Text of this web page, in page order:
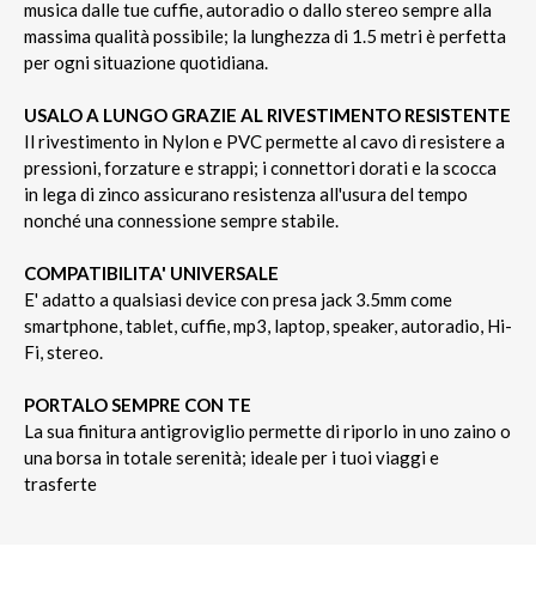
musica dalle tue cuffie, autoradio o dallo stereo sempre alla
massima qualità possibile; la lunghezza di 1.5 metri è perfetta
per ogni situazione quotidiana.
USALO A LUNGO GRAZIE AL RIVESTIMENTO RESISTENTE
Il rivestimento in Nylon e PVC permette al cavo di resistere a
pressioni, forzature e strappi; i connettori dorati e la scocca
in lega di zinco assicurano resistenza all'usura del tempo
nonché una connessione sempre stabile.
COMPATIBILITA' UNIVERSALE
E' adatto a qualsiasi device con presa jack 3.5mm come
smartphone, tablet, cuffie, mp3, laptop, speaker, autoradio, Hi-
Fi, stereo.
PORTALO SEMPRE CON TE
La sua finitura antigroviglio permette di riporlo in uno zaino o
una borsa in totale serenità; ideale per i tuoi viaggi e
trasferte